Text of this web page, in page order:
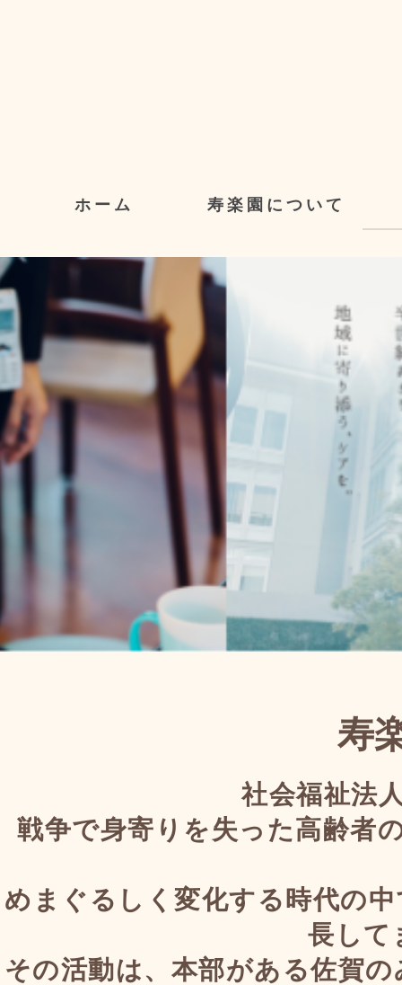
ホーム 寿楽園について
寿
社会福祉法
戦争で身寄りを失った高齢者
めまぐるしく変化する時代の
長して
その活動は、本部がある佐賀